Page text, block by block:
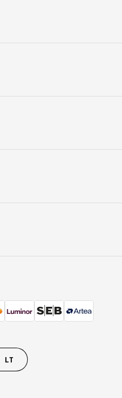
LT